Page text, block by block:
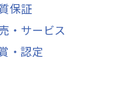
保証
・サービス
・認定